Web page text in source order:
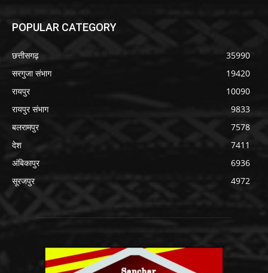
POPULAR CATEGORY
छत्तीसगढ़
35990
सरगुजा संभाग
19420
रायपुर
10090
रायपुर संभाग
9833
बलरामपुर
7578
देश
7411
अंबिकापुर
6936
सूरजपुर
4972